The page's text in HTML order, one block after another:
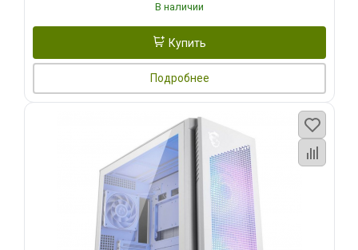
В наличии
Купить
Подробнее